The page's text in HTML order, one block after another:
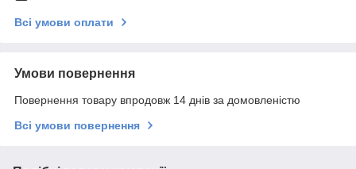
Всі умови оплати
Умови повернення
Повернення товару впродовж 14 днів за домовленістю
Всі умови повернення